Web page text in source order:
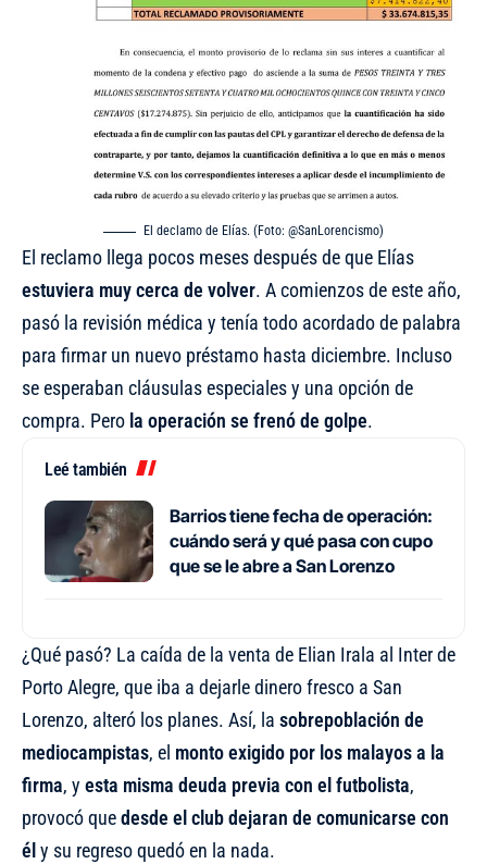
El declamo de Elías. (Foto: @SanLorencismo)
El reclamo llega pocos meses después de que Elías
estuviera muy cerca de volver. A comienzos de este año,
pasó la revisión médica y tenía todo acordado de palabra
para firmar un nuevo préstamo hasta diciembre. Incluso
se esperaban cláusulas especiales y una opción de
compra. Pero la operación se frenó de golpe.
Leé también
Barrios tiene fecha de operación:
cuándo será y qué pasa con cupo
que se le abre a San Lorenzo
¿Qué pasó? La caída de la venta de Elian Irala al Inter de
Porto Alegre, que iba a dejarle dinero fresco a San
Lorenzo, alteró los planes. Así, la sobrepoblación de
mediocampistas, el monto exigido por los malayos a la
firma, y esta misma deuda previa con el futbolista,
provocó quedesde el club dejaran de comunicarse con
él y su regreso quedó en la nada.